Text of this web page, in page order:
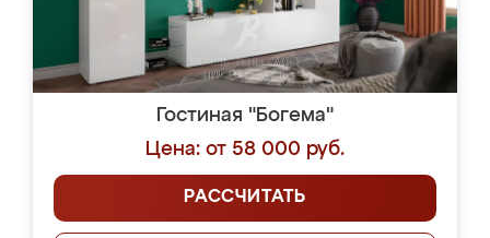
Гостиная "Богема"
Цена: от 58 000 руб.
РАССЧИТАТЬ